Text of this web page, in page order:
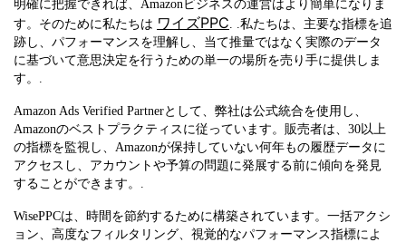
明確に把握できれば、Amazonビジネスの運営はより簡単になりま
す。そのために私たちは ワイズPPC . .私たちは、主要な指標を追
跡し、パフォーマンスを理解し、当て推量ではなく実際のデータ
に基づいて意思決定を行うための単一の場所を売り手に提供しま
す。.
Amazon Ads Verified Partnerとして、弊社は公式統合を使用し、
Amazonのベストプラクティスに従っています。販売者は、30以上
の指標を監視し、Amazonが保持していない何年もの履歴データに
アクセスし、アカウントや予算の問題に発展する前に傾向を発見
することができます。.
WisePPCは、時間を節約するために構築されています。一括アクシ
ョン、高度なフィルタリング、視覚的なパフォーマンス指標によ